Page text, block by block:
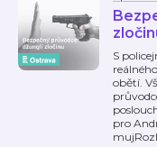
S
obětí.
pro